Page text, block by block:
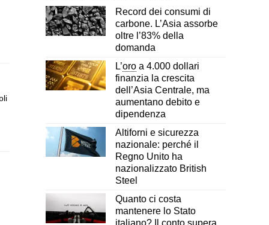
Record dei consumi di
carbone. L’Asia assorbe
oltre l’83% della
domanda
L’oro a 4.000 dollari
finanzia la crescita
dell’Asia Centrale, ma
aumentano debito e
dipendenza
Altiforni e sicurezza
nazionale: perché il
Regno Unito ha
nazionalizzato British
Steel
Quanto ci costa
mantenere lo Stato
italiano? Il conto supera